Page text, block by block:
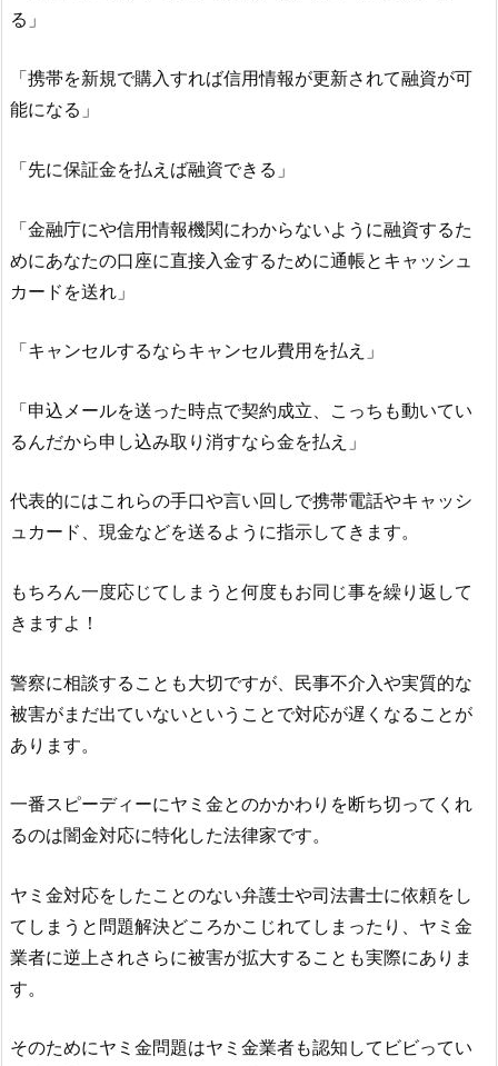
る」
「携帯を新規で購入すれば信用情報が更新されて融資が可
能になる」
「先に保証金を払えば融資できる」
「金融庁にや信用情報機関にわからないように融資するた
めにあなたの口座に直接入金するために通帳とキャッシュ
カードを送れ」
「キャンセルするならキャンセル費用を払え」
「申込メールを送った時点で契約成立、こっちも動いてい
るんだから申し込み取り消すなら金を払え」
代表的にはこれらの手口や言い回しで携帯電話やキャッシ
ュカード、現金などを送るように指示してきます。
もちろん一度応じてしまうと何度もお同じ事を繰り返して
きますよ！
警察に相談することも大切ですが、民事不介入や実質的な
被害がまだ出ていないということで対応が遅くなることが
あります。
一番スピーディーにヤミ金とのかかわりを断ち切ってくれ
るのは闇金対応に特化した法律家です。
ヤミ金対応をしたことのない弁護士や司法書士に依頼をし
てしまうと問題解決どころかこじれてしまったり、ヤミ金
業者に逆上されさらに被害が拡大することも実際にありま
す。
そのためにヤミ金問題はヤミ金業者も認知してビビってい